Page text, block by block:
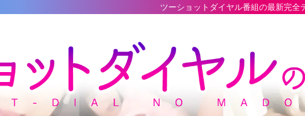
ツーショットダイヤル番組の最新完全データベース